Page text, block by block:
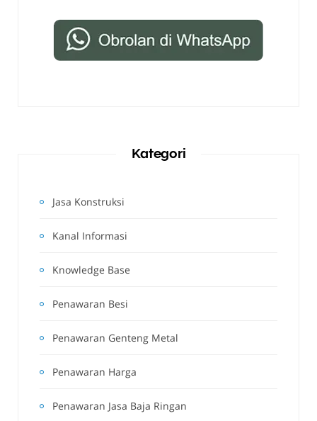
Kategori
Jasa Konstruksi
Kanal Informasi
Knowledge Base
Penawaran Besi
Penawaran Genteng Metal
Penawaran Harga
Penawaran Jasa Baja Ringan